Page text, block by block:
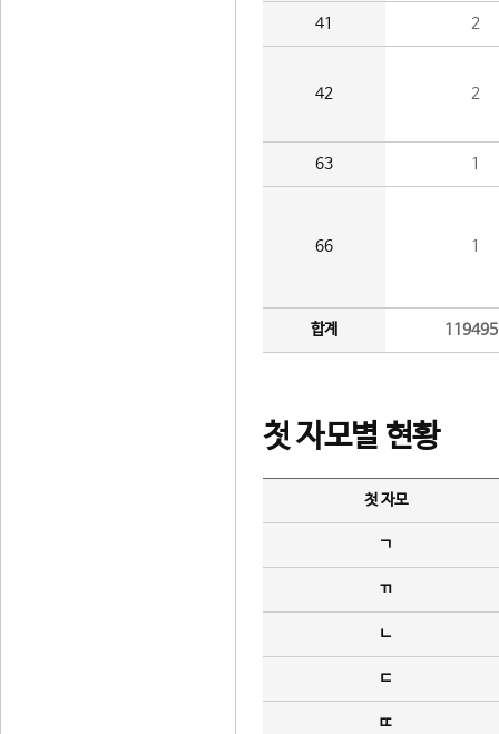
41 2
42 2
63 1
66 1
합계
첫 자모별 현황
첫 자모
ㄱ
ㄲ
ㄴ
ㄷ
ㄸ